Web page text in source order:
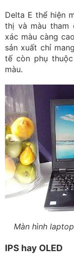
Delta E thể hiện
thị và màu tham
xác màu càng
sản xuất chỉ
tế còn phụ
màu.
Màn hình
IPS hay OLED